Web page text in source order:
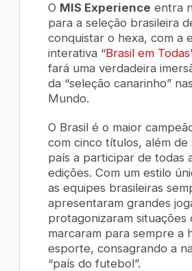
O MIS Experience entra
para a seleção brasileira
conquistar o hexa, com a
interativa “Brasil em Todas
fará uma verdadeira
da “seleção canarinho”
Mundo.
O Brasil é o maior
com cinco títulos, além de
país a participar de todas
edições. Com um estilo
as equipes brasileiras
apresentaram grandes
protagonizaram situações
marcaram para sempre a
esporte, consagrando a
“país do futebol”.